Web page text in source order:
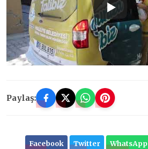
Paylaş:
Facebook Twitter WhatsApp